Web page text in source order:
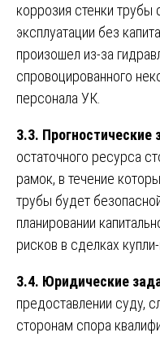
коррозия стенки трубы
эксплуатации без
произошел из-за
спровоцированного
персонала УК.
3.3. Прогностические
остаточного ресурса
рамок, в течение
трубы будет
планировании
рисков в сделках
3.4. Юридические
предоставлении суду,
сторонам спора